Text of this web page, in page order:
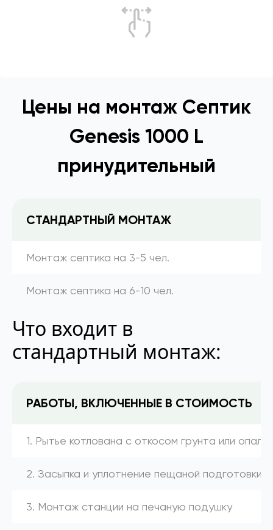
Цены на монтаж Септик
Genesis 1000 L
принудительный
СТАНДАРТНЫЙ МОНТАЖ
Монтаж септика на 3-5 чел.
Монтаж септика на 6-10 чел.
Что входит в
стандартный монтаж:
РАБОТЫ, ВКЛЮЧЕННЫЕ В СТОИМОСТЬ
1. Рытье котлована с откосом грунта или
2. Засыпка и уплотнение пещаной подготовки
3. Монтаж станции на печаную подушку